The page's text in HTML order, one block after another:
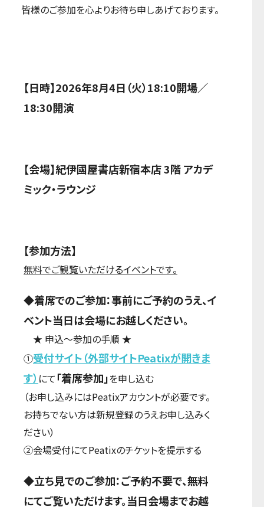
皆様のご参加を心よりお待ち申しあげております。
【日時】2026年8月4日（火）18:10開場／
18:30開演
【会場】紀伊國屋書店新宿本店 3階 アカデ
ミック・ラウンジ
【参加方法】
無料でご観覧いただけるイベントです。
◆着席でのご参加：事前にご予約のうえ、イ
ベント当日は会場にお越しください。
★ 申込～参加の手順 ★
①受付サイト（外部サイトPeatixが開きま
す） にて「着席参加」を申し込む
（お申し込みにはPeatixアカウントが必要です。
お持ちでない方は新規登録のうえお申し込みく
ださい）
②会場受付にてPeatixのチケットを提示する
◆立ち見でのご参加：ご予約不要で、無料
にてご覧いただけます。当日会場までお越